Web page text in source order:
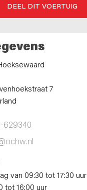
DEEL DIT VOERTUIG
7
629340
van 09:30 tot 17:30 uur
tot 16:00 uur